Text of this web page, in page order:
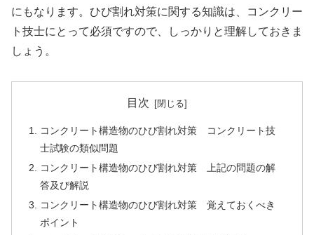
にもなります。ひび割れ対策に関する知識は、コンクリー
ト技士にとって必須ですので、しっかりと理解しておきま
しょう。
目次
コンクリート構造物のひび割れ対策 コンクリート技
士試験の類似問題
コンクリート構造物のひび割れ対策 上記の問題の解
答及び解説
コンクリート構造物のひび割れ対策 覚えておくべき
ポイント